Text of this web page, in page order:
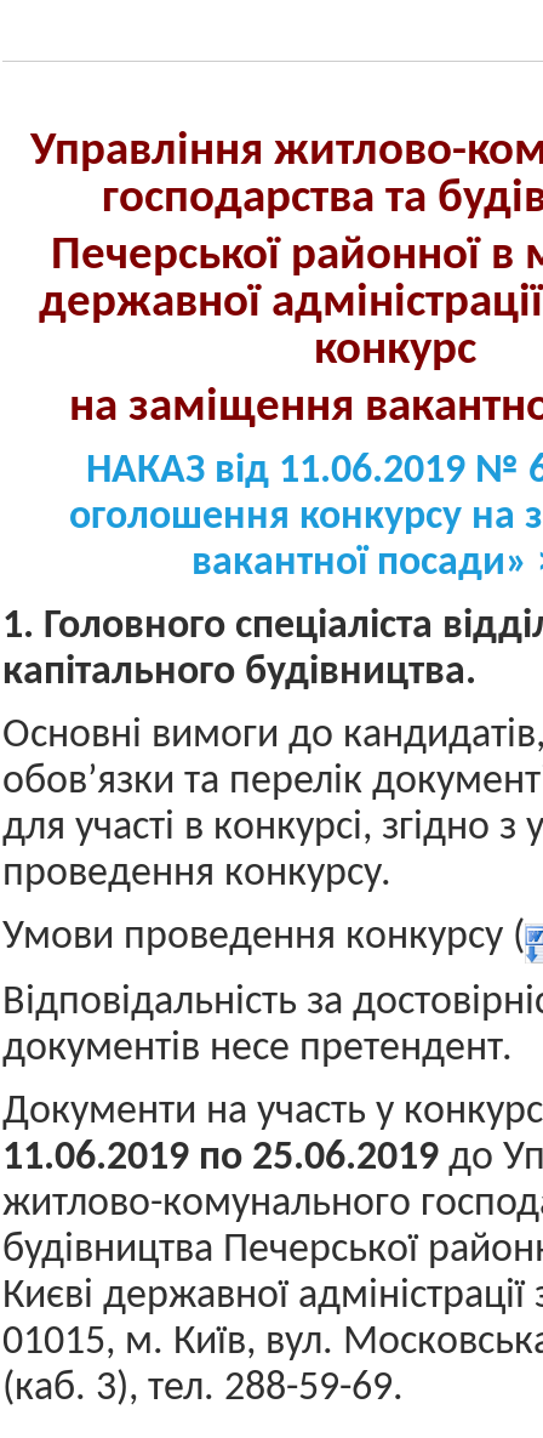
Управління житлово-
господарства та
Печерської районної в
державної
конкурс
на заміщення вакант
НАКАЗ від 11.06.2019 №
оголошення конкурсу на
вакантної посади»
1. Головного спеціаліста
капітального будівництва.
Основні вимоги до
обов’язки та перелік
для участі в конкурсі, згідно
проведення конкурсу.
Умови проведення конкурсу (
Відповідальність за
документів несе претендент.
Документи на участь у
11.06.2019по 25.06.2019 до
житлово-комунального
будівництва Печерської
Києві державної
01015, м. Київ, вул.
(каб. 3), тел. 288-59-69.